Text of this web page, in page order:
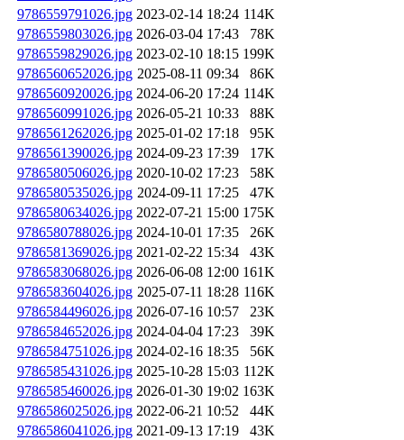
9786559791026.jpg 2023-02-14 18:24 114K
9786559803026.jpg 2026-03-04 17:43
78K
9786559829026.jpg 2023-02-10 18:15 199K
9786560652026.jpg 2025-08-11 09:34
86K
9786560920026.jpg 2024-06-20 17:24 114K
9786560991026.jpg 2026-05-21 10:33
88K
9786561262026.jpg 2025-01-02 17:18
95K
9786561390026.jpg 2024-09-23 17:39
17K
9786580506026.jpg 2020-10-02 17:23
58K
9786580535026.jpg 2024-09-11 17:25
47K
9786580634026.jpg 2022-07-21 15:00 175K
9786580788026.jpg 2024-10-01 17:35
26K
9786581369026.jpg 2021-02-22 15:34
43K
9786583068026.jpg 2026-06-08 12:00 161K
9786583604026.jpg 2025-07-11 18:28 116K
9786584496026.jpg 2026-07-16 10:57
23K
9786584652026.jpg 2024-04-04 17:23
39K
9786584751026.jpg 2024-02-16 18:35
56K
9786585431026.jpg 2025-10-28 15:03 112K
9786585460026.jpg 2026-01-30 19:02 163K
9786586025026.jpg 2022-06-21 10:52
44K
9786586041026.jpg 2021-09-13 17:19
43K